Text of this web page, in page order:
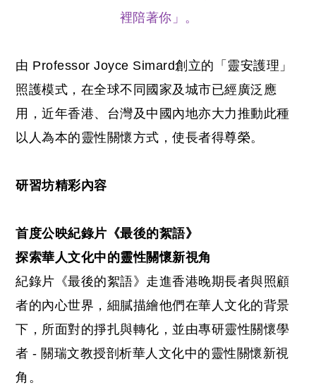
裡陪著你」。
由 Professor Joyce Simard創立的「靈安護理」
照護模式，在全球不同國家及城市已經廣泛應
用，近年香港、台灣及中國內地亦大力推動此種
以人為本的靈性關懷方式，使長者得尊榮。
研習坊精彩內容
首度公映紀錄片《最後的絮語》
探索華人文化中的靈性關懷新視角
紀錄片《最後的絮語》走進香港晚期長者與照顧
者的內心世界，細膩描繪他們在華人文化的背景
下，所面對的掙扎與轉化，並由專研靈性關懷學
者 - 關瑞文教授剖析華人文化中的靈性關懷新視
角。